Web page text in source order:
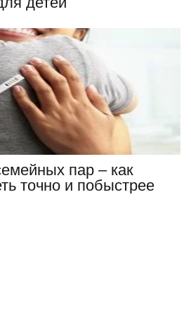
пар – как
точно и побыстрее